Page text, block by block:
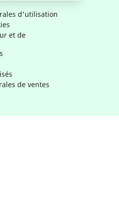
d'utilisation
et de
de ventes